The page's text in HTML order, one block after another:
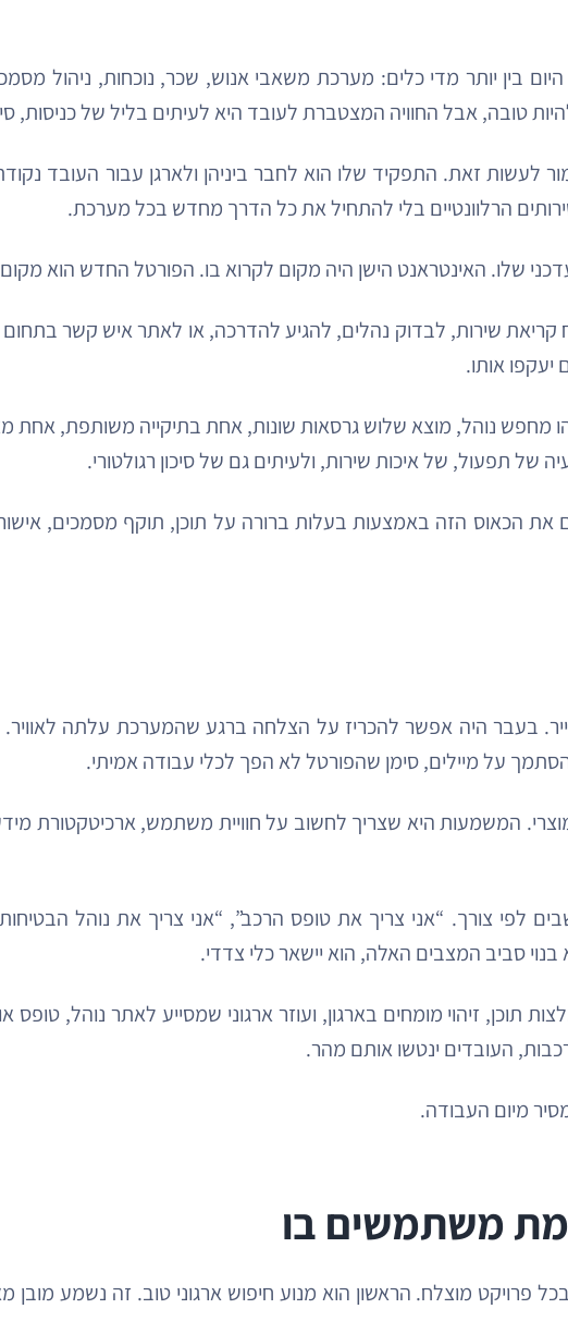
בין יותר מדי כלים: מערכת משאבי אנוש, שכר, נוכחות, ניהול
לעשות זאת. התפקיד שלו הוא לחבר ביניהן ולארגן עבור העובד
שלו. האינטראנט הישן היה מקום לקרוא בו. הפורטל החדש הוא
שירות, לבדוק נהלים, להגיע להדרכה, או לאתר איש קשר בתחום
אותו.
מחפש נוהל, מוצא שלוש גרסאות שונות, אחת בתיקייה משותפת, אחת
תפעול, של איכות שירות, ולעיתים גם של סיכון רגולטורי.
הכאוס הזה באמצעות בעלות ברורה על תוכן, תוקף מסמכים,
בעבר היה אפשר להכריז על הצלחה ברגע שהמערכת עלתה
על מיילים, סימן שהפורטל לא הפך לכלי עבודה אמיתי.
המשמעות היא שצריך לחשוב על חוויית משתמש, ארכיטקטורת
לפי צורך. “אני צריך את טופס הרכב”, “אני צריך את נוהל
סביב המצבים האלה, הוא יישאר כלי צדדי.
זיהוי מומחים בארגון, ועוזר ארגוני שמסייע לאתר נוהל, טופס
העובדים ינטשו אותם מהר.
מיום העבודה.
משתמשים בו
מוצלח. הראשון הוא מנוע חיפוש ארגוני טוב. זה נשמע מובן